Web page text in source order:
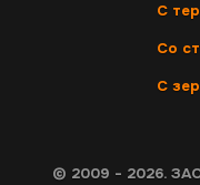
С
Со
С
© 2009 - 2026.